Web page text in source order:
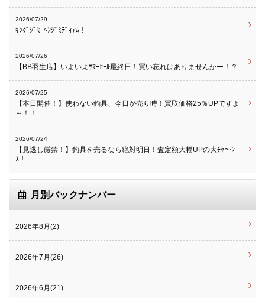
2026/07/29
ｷﾝｸﾞｼﾞﾐｰﾍﾝｼﾞﾐﾃﾞｨｱﾑ！
2026/07/26
【BB羽生店】いよいよｻﾏｰｾｰﾙ最終日！買い忘れはありませんかー！？
2026/07/25
【本日開催！】使わない釣具、今日が売り時！買取価格25％UPですよ
～！！
2026/07/24
【見逃し厳禁！】釣具を売るなら絶対明日！査定額大幅UPの大ﾁｬ～ﾝ
ｽ！
月別バックナンバー
2026年8月(2)
2026年7月(26)
2026年6月(21)